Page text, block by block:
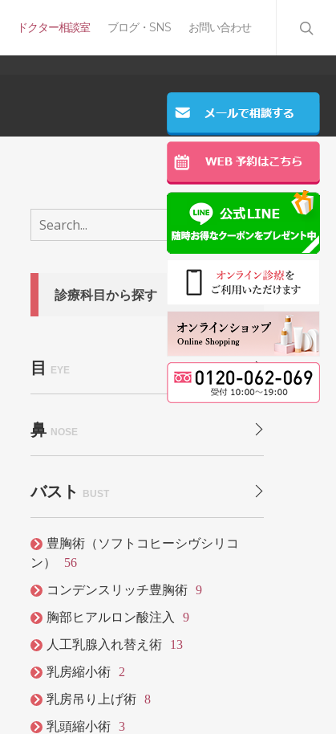
ドクター相談室 ブログ・SNS お問い合わせ
診療科目から探す
目 EYE
鼻 NOSE
バスト BUST
豊胸術（ソフトコヒーシヴシリコ
ン）
56
コンデンスリッチ豊胸術 9
胸部ヒアルロン酸注入
9
人工乳腺入れ替え術
13
乳房縮小術
2
乳房吊り上げ術 8
乳頭縮小術 3